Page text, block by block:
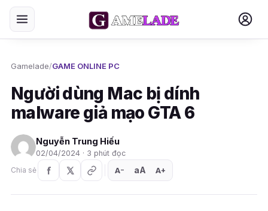
Gamelade/GAME ONLINE PC
Người dùng Mac bị dính
malware giả mạo GTA 6
Nguyễn Trung Hiếu
02/04/2024 · 3 phút đọc
Chia sẻ
A− aA A+